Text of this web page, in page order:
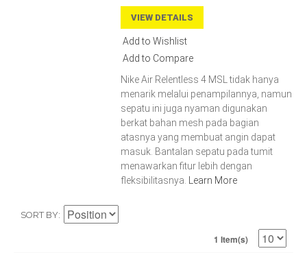
VIEW DETAILS
Add to Wishlist
Add to Compare
Nike Air Relentless 4 MSL tidak hanya
menarik melalui penampilannya, namun
sepatu ini juga nyaman digunakan
berkat bahan mesh pada bagian
atasnya yang membuat angin dapat
masuk. Bantalan sepatu pada tumit
menawarkan fitur lebih dengan
fleksibilitasnya.
Learn More
SORT BY
1 Item(s)